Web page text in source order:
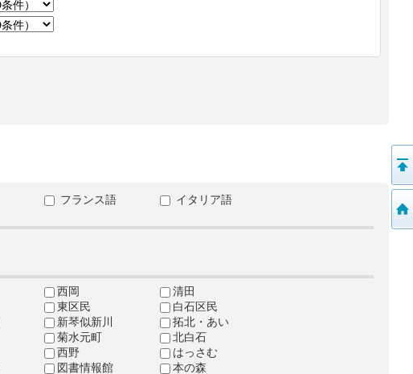
フランス語
イタリア語
西岡
清田
東区民
白石区民
新琴似新川
拓北・あい
菊水元町
北白石
西野
はっさむ
図書情報館 本の森